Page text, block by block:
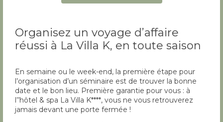
Organisez un voyage d’affaire
réussi à La Villa K, en toute saison
En semaine ou le week-end, la première étape pour
l’organisation d’un séminaire est de trouver la bonne
date et le bon lieu. Première garantie pour vous : à
l’’hôtel & spa La Villa K****, vous ne vous retrouverez
jamais devant une porte fermée !